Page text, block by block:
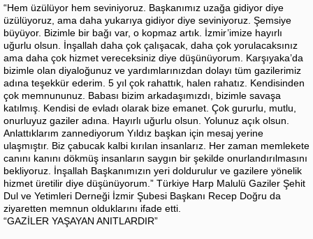
“Hem üzülüyor hem seviniyoruz. Başkanımız uzağa gidiyor diye
üzülüyoruz, ama daha yukarıya gidiyor diye seviniyoruz. Şemsiye
büyüyor. Bizimle bir bağı var, o kopmaz artık. İzmir’imize hayırlı
uğurlu olsun. İnşallah daha çok çalışacak, daha çok yorulacaksınız
ama daha çok hizmet vereceksiniz diye düşünüyorum. Karşıyaka’da
bizimle olan diyaloğunuz ve yardımlarınızdan dolayı tüm gazilerimiz
adına teşekkür ederim. 5 yıl çok rahattık, halen rahatız. Kendisinden
çok memnununuz. Babası bizim arkadaşımızdı, bizimle savaşa
katılmış. Kendisi de evladı olarak bize emanet. Çok gururlu, mutlu,
onurluyuz gaziler adına. Hayırlı uğurlu olsun. Yolunuz açık olsun.
Anlattıklarım zannediyorum Yıldız başkan için mesaj yerine
ulaşmıştır. Biz çabucak kalbi kırılan insanlarız. Her zaman memlekete
canını kanını dökmüş insanların saygın bir şekilde onurlandırılmasını
bekliyoruz. İnşallah Başkanımızın yeri doldurulur ve gazilere yönelik
hizmet üretilir diye düşünüyorum.” Türkiye Harp Malulü Gaziler Şehit
Dul ve Yetimleri Derneği İzmir Şubesi Başkanı Recep Doğru da
ziyaretten memnun olduklarını ifade etti.
“GAZİLER YAŞAYAN ANITLARDIR”